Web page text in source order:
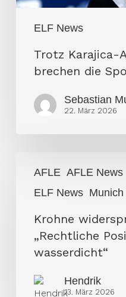
ELF News
Trotz Karajica-
brechen die
Sebastian
22. März 2026
AFLE AFLE News
ELF News
widerspricht
Karajica:
Krohne
„Rechtliche
wasserdicht“
Hendrik
13. März 2026